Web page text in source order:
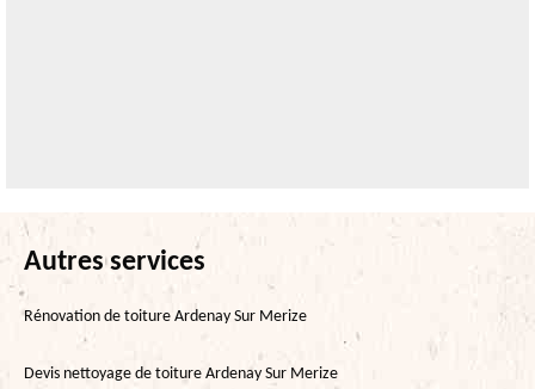
Autres services
Rénovation de toiture Ardenay Sur Merize
Devis nettoyage de toiture Ardenay Sur Merize